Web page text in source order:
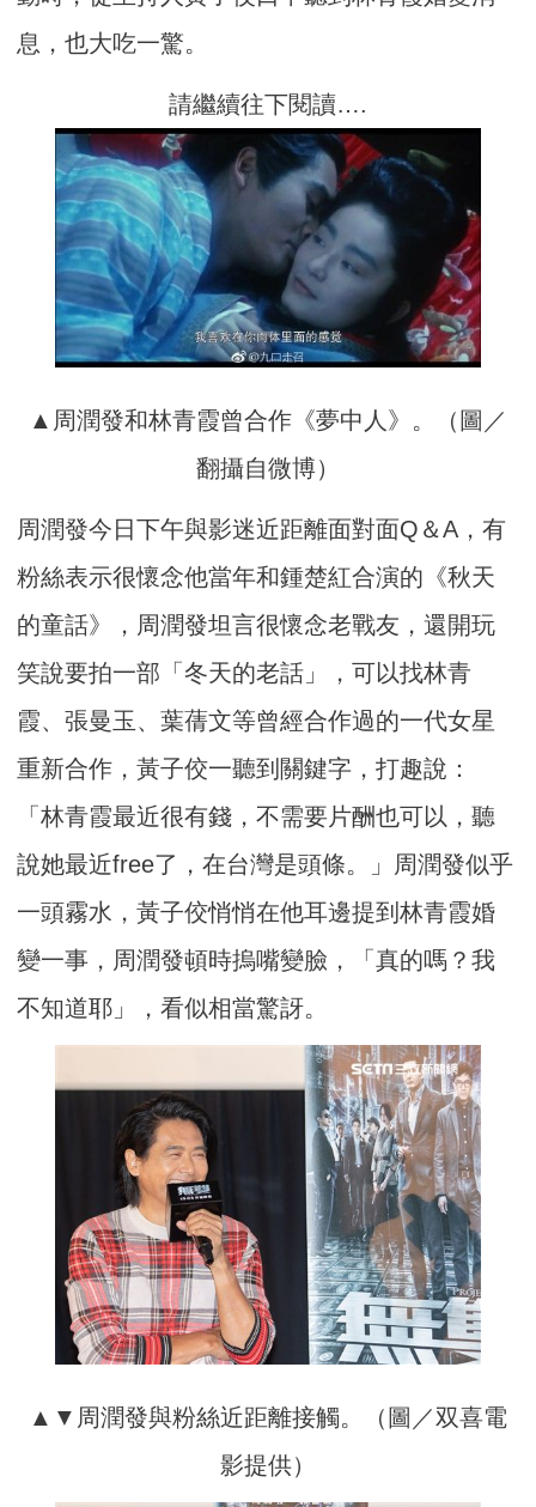
息，也大吃一驚。
請繼續往下閱讀….
▲周潤發和林青霞曾合作《夢中人》。（圖／
翻攝自微博）
周潤發今日下午與影迷近距離面對面Q＆A，有
粉絲表示很懷念他當年和鍾楚紅合演的《秋天
的童話》，周潤發坦言很懷念老戰友，還開玩
笑說要拍一部「冬天的老話」，可以找林青
霞、張曼玉、葉蒨文等曾經合作過的一代女星
重新合作，黃子佼一聽到關鍵字，打趣說：
「林青霞最近很有錢，不需要片酬也可以，聽
說她最近free了，在台灣是頭條。」周潤發似乎
一頭霧水，黃子佼悄悄在他耳邊提到林青霞婚
變一事，周潤發頓時摀嘴變臉，「真的嗎？我
不知道耶」，看似相當驚訝。
▲▼周潤發與粉絲近距離接觸。（圖／双喜電
影提供）